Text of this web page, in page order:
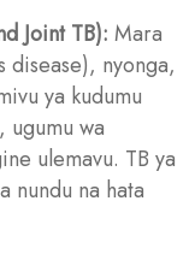
Joint TB): Mara
disease), nyonga,
ya kudumu
wa
ulemavu. TB ya
nundu na hata